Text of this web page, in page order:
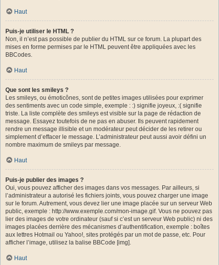
Haut
Puis-je utiliser le HTML ?
Non, il n’est pas possible de publier du HTML sur ce forum. La plupart des
mises en forme permises par le HTML peuvent être appliquées avec les
BBCodes.
Haut
Que sont les smileys ?
Les smileys, ou émoticônes, sont de petites images utilisées pour exprimer
des sentiments avec un code simple, exemple : :) signifie joyeux, :( signifie
triste. La liste complète des smileys est visible sur la page de rédaction de
message. Essayez toutefois de ne pas en abuser. Ils peuvent rapidement
rendre un message illisible et un modérateur peut décider de les retirer ou
simplement d’effacer le message. L’administrateur peut aussi avoir défini un
nombre maximum de smileys par message.
Haut
Puis-je publier des images ?
Oui, vous pouvez afficher des images dans vos messages. Par ailleurs, si
l’administrateur a autorisé les fichiers joints, vous pouvez charger une image
sur le forum. Autrement, vous devez lier une image placée sur un serveur Web
public, exemple : http://www.exemple.com/mon-image.gif. Vous ne pouvez pas
lier des images de votre ordinateur (sauf si c’est un serveur Web public) ni des
images placées derrière des mécanismes d’authentification, exemple : boîtes
aux lettres Hotmail ou Yahoo!, sites protégés par un mot de passe, etc. Pour
afficher l’image, utilisez la balise BBCode [img].
Haut